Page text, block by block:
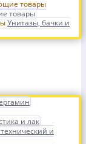
товары
Унитазы, бачки и
и лак
и